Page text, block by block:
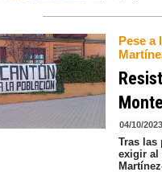
Pese a
04/10/
Tras las
exigir al